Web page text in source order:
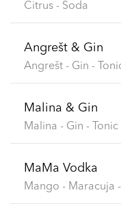
Citrus - Soda
Angrešt & Gin
Angrešt - Gin -
Malina & Gin
Malina - Gin - Tonic
MaMa Vodka
Mango - Maracuja